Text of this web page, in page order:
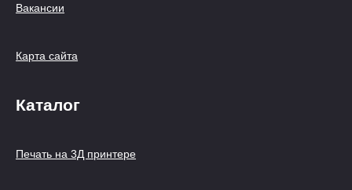
Вакансии
Карта сайта
Каталог
Печать на 3Д принтере